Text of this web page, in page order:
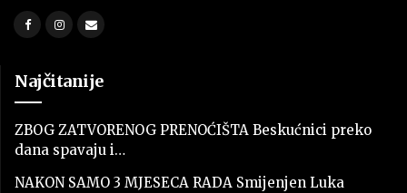
Najčitanije
ZBOG ZATVORENOG PRENOĆIŠTA Beskućnici preko
dana spavaju i…
NAKON SAMO 3 MJESECA RADA Smijenjen Luka